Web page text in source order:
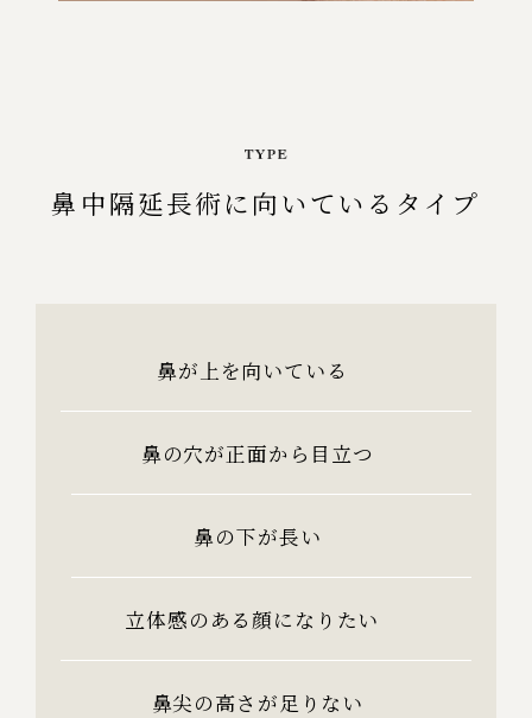
鼻中隔延長術に向いているタイプ
鼻が上を向いている
鼻の穴が正面から目立つ
鼻の下が長い
立体感のある顔になりたい
鼻尖の高さが足りない